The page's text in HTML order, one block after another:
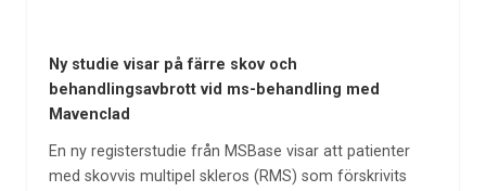
Ny studie visar på färre skov och
behandlingsavbrott vid ms-behandling med
Mavenclad
En ny registerstudie från MSBase visar att patienter
med skovvis multipel skleros (RMS) som förskrivits